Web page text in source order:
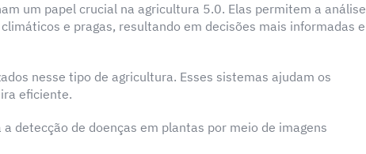
um papel crucial na agricultura 5.0. Elas permitem a análise
e pragas, resultando em decisões mais informadas e
nesse tipo de agricultura. Esses sistemas ajudam os
eficiente.
detecção de doenças em plantas por meio de imagens